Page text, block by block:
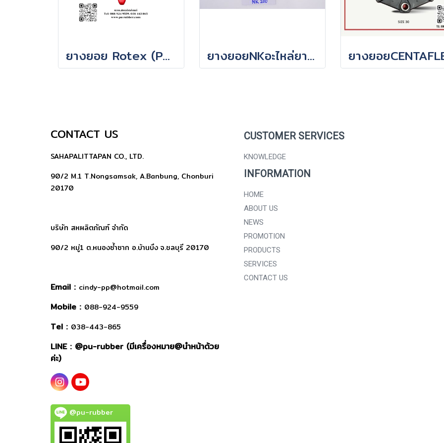
ยางยอย Rotex (Polyurethane Coupling) รุ่น ROTEX GS Coupling ยางยอยNKอะไหล่ยางยอยคัปปิ้งNKมีหลายรุ่นสอบถามเพิ่มเติมได้ค่ะ
CONTACT US
SAHAPALITTAPAN CO., LTD.
90/2 M.1 T.Nongsamsak, A.Banbung, Chonburi
20170
บริษัท สหผลิตภัณฑ์ จำกัด
90/2 หมู่1 ต.หนองซ้ำซาก อ.บ้านบึง จ.ชลบุรี 20170
Email : cindy-pp@hotmail.com
Mobile : 088-924-9559
Tel : 038-443-865
LINE : @pu-rubber (มีเครื่องหมาย@นำหน้าด้วย
ค่ะ)
@pu-rubber
CUSTOMER SERVICES
KNOWLEDGE
INFORMATION
HOME
ABOUT US
NEWS
PROMOTION
PRODUCTS
SERVICES
CONTACT US